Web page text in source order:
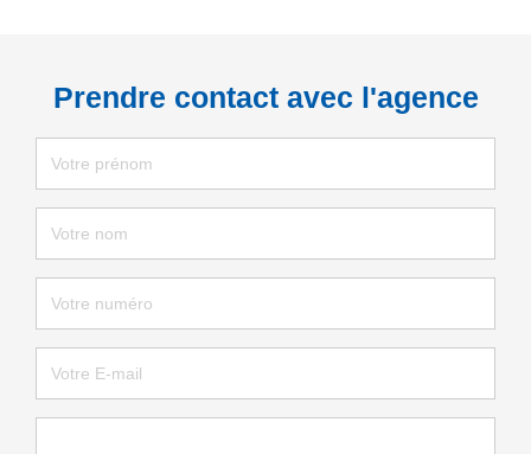
Prendre contact avec l'agence